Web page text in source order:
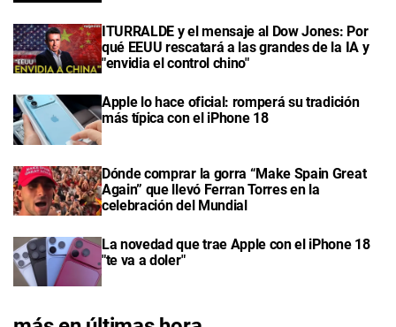
ITURRALDE y el mensaje al Dow Jones: Por
qué EEUU rescatará a las grandes de la IA y
"envidia el control chino"
Apple lo hace oficial: romperá su tradición
más típica con el iPhone 18
Dónde comprar la gorra “Make Spain Great
Again” que llevó Ferran Torres en la
celebración del Mundial
La novedad que trae Apple con el iPhone 18
"te va a doler"